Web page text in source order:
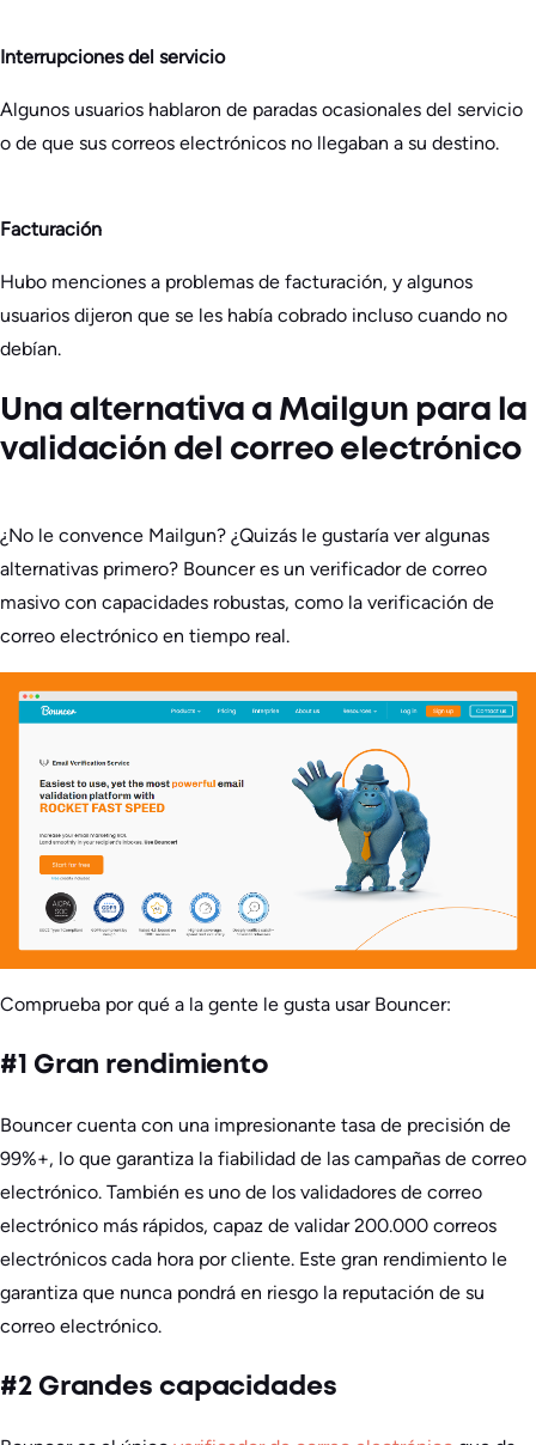
Interrupciones del servicio
Algunos usuarios hablaron de paradas ocasionales del servicio
o de que sus correos electrónicos no llegaban a su destino.
Facturación
Hubo menciones a problemas de facturación, y algunos
usuarios dijeron que se les había cobrado incluso cuando no
debían.
Una alternativa a Mailgun para la
validación del correo electrónico
¿No le convence Mailgun? ¿Quizás le gustaría ver algunas
alternativas primero? Bouncer es un verificador de correo
masivo con capacidades robustas, como la verificación de
correo electrónico en tiempo real.
Comprueba por qué a la gente le gusta usar Bouncer:
#1 Gran rendimiento
Bouncer cuenta con una impresionante tasa de precisión de
99%+, lo que garantiza la fiabilidad de las campañas de correo
electrónico. También es uno de los validadores de correo
electrónico más rápidos, capaz de validar 200.000 correos
electrónicos cada hora por cliente. Este gran rendimiento le
garantiza que nunca pondrá en riesgo la reputación de su
correo electrónico.
#2 Grandes capacidades